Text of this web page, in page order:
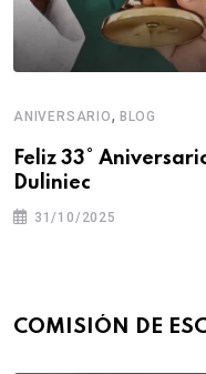
ANIVERSARIO, BLOG
Feliz 33°
Duliniec
31/10/2025
COMISIÓN DE